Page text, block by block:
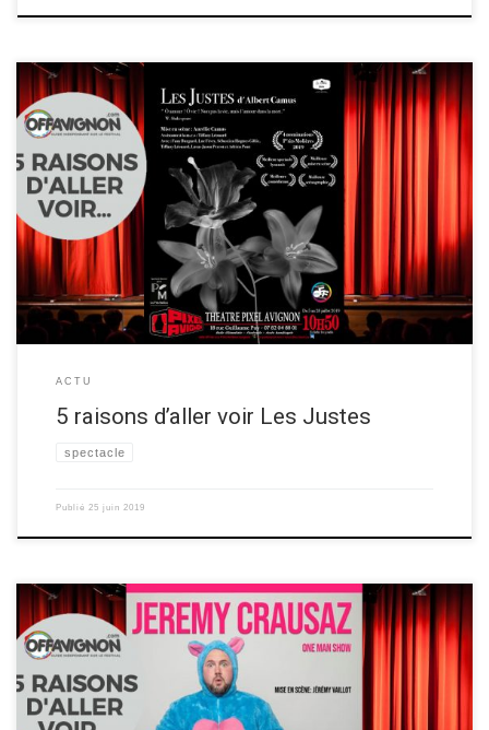
Aurélie Camus vous donne 5 raisons d’aller voir le spectacle de théâtre
“Les Justes“ au festival OFF d’Avignon 2019! Découvrez les raisons ci-
dessous ▼ Les 5 raisons de voir Les Justes Raison 1 : un texte
magnifique et actuel Les Justes questionne sur l’engagement, sur les
idéologies, sur l’amour, les […]
ACTU
5 raisons d’aller voir Les Justes
spectacle
Publié 25 juin 2019
Jeremy Crausaz vous donne 5 raisons d’aller voir son spectacle
d’humour en one man show : “Jeremy Crausaz ne veut pas grandir!“ au
festival OFF d’Avignon 2019! Découvrez les raisons ci-dessous ▼ Les 5